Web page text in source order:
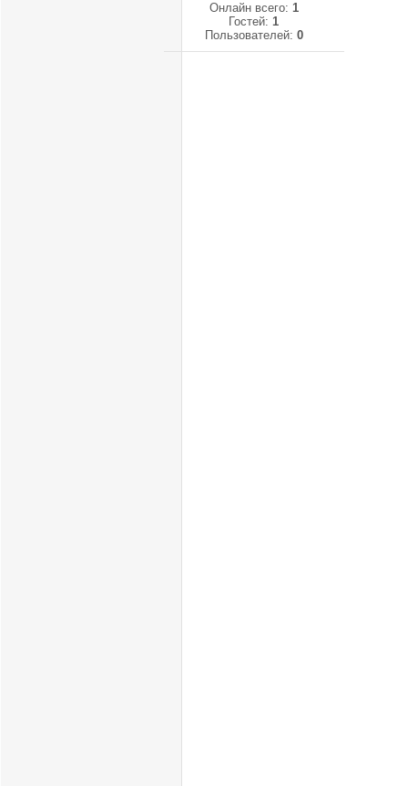
Онлайн всего: 1
Гостей:1
Пользователей: 0